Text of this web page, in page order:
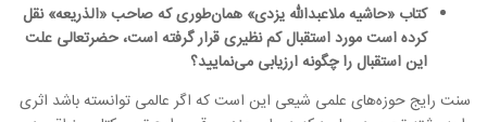
کتاب «حاشیه ملاعبدالله یزدی» همان‌طوری که صاحب «الذریعه» نقل
کرده است مورد استقبال کم نظیری قرار گرفته است، حضرتعالی علت
این استقبال را چگونه ارزیابی می‌نمایید؟
سنت رایج حوزه‌های علمی شیعی این است که اگر عالمی توانسته باشد اثری